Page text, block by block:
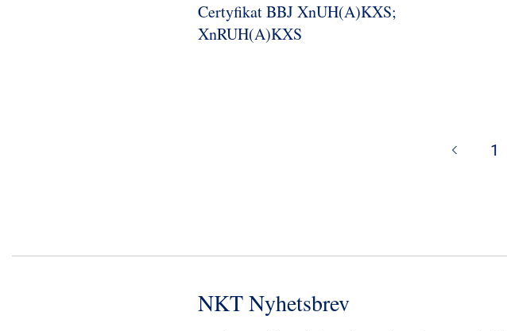
Certyfikat BBJ XnUH(A)KXS;
XnRUH(A)KXS
1
NKT Nyhetsbrev